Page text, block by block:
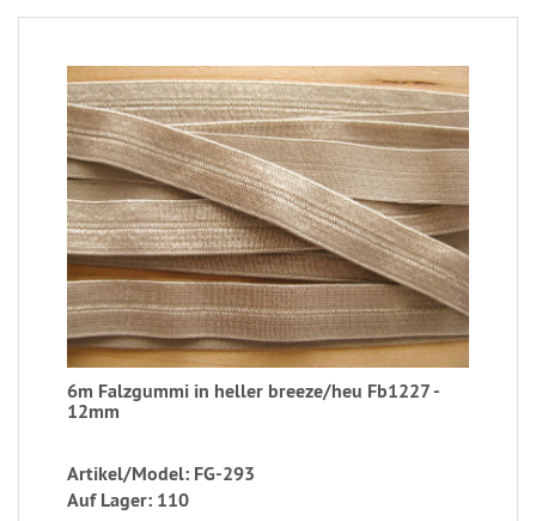
6m Falzgummi in heller breeze/heu Fb1227 -
12mm
Artikel/Model: FG-293
Auf Lager: 110